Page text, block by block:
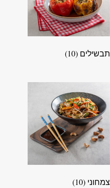
תבשילים (10)
צמחוני (10)